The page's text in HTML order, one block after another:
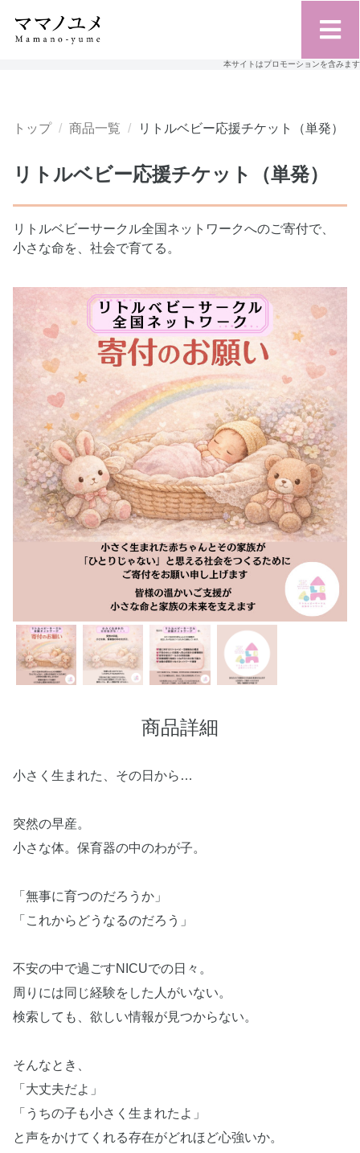
本サイトはプロモーションを含みます
トップ 商品一覧 リトルベビー応援チケット（単発）
リトルベビー応援チケット（単発）
リトルベビーサークル全国ネットワークへのご寄付で、
小さな命を、社会で育てる。
商品詳細
小さく生まれた、その日から…
突然の早産。
小さな体。保育器の中のわが子。
「無事に育つのだろうか」
「これからどうなるのだろう」
不安の中で過ごすNICUでの日々。
周りには同じ経験をした人がいない。
検索しても、欲しい情報が見つからない。
そんなとき、
「大丈夫だよ」
「うちの子も小さく生まれたよ」
と声をかけてくれる存在がどれほど心強いか。